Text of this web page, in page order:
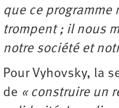
que ce programme
trompent ; il nous
notre société et
Pour Vyhovsky, la
de « construire un